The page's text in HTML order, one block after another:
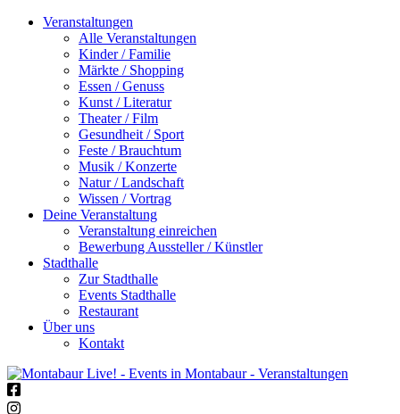
Veranstaltungen
Alle Veranstaltungen
Kinder / Familie
Märkte / Shopping
Essen / Genuss
Kunst / Literatur
Theater / Film
Gesundheit / Sport
Feste / Brauchtum
Musik / Konzerte
Natur / Landschaft
Wissen / Vortrag
Deine Veranstaltung
Veranstaltung einreichen
Bewerbung Aussteller / Künstler
Stadthalle
Zur Stadthalle
Events Stadthalle
Restaurant
Über uns
Kontakt